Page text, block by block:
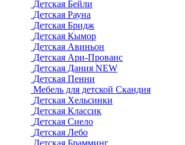
Детская Бейли
Детская Рауна
Детская Бридж
Детская Кымор
Детская Авиньон
Детская Ари-Прованс
Детская Дания NEW
Детская Пенни
Мебель для детской Скандия
Детская Хельсинки
Детская Классик
Детская Сиело
Детская Лебо
Детская Брамминг